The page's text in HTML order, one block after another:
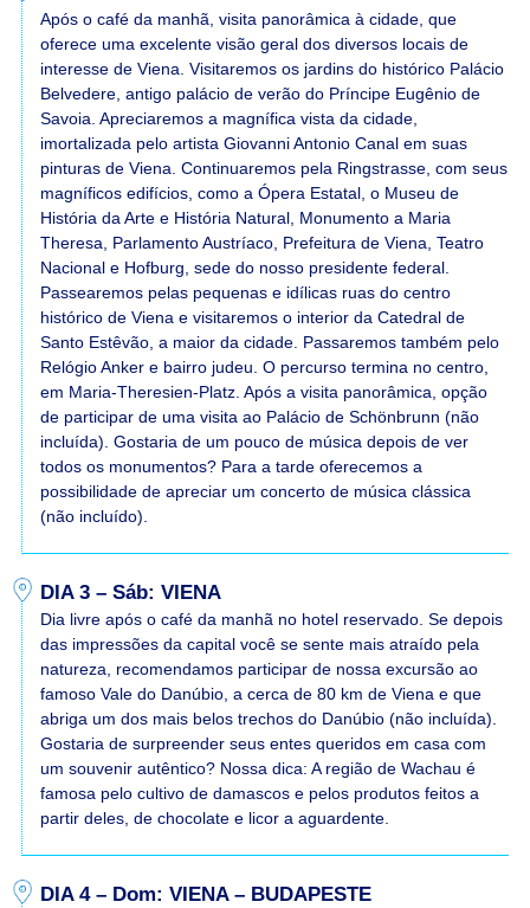
Após o café da manhã, visita panorâmica à cidade, que
oferece uma excelente visão geral dos diversos locais de
interesse de Viena. Visitaremos os jardins do histórico Palácio
Belvedere, antigo palácio de verão do Príncipe Eugênio de
Savoia. Apreciaremos a magnífica vista da cidade,
imortalizada pelo artista Giovanni Antonio Canal em suas
pinturas de Viena. Continuaremos pela Ringstrasse, com seus
magníficos edifícios, como a Ópera Estatal, o Museu de
História da Arte e História Natural, Monumento a Maria
Theresa, Parlamento Austríaco, Prefeitura de Viena, Teatro
Nacional e Hofburg, sede do nosso presidente federal.
Passearemos pelas pequenas e idílicas ruas do centro
histórico de Viena e visitaremos o interior da Catedral de
Santo Estêvão, a maior da cidade. Passaremos também pelo
Relógio Anker e bairro judeu. O percurso termina no centro,
em Maria-Theresien-Platz. Após a visita panorâmica, opção
de participar de uma visita ao Palácio de Schönbrunn (não
incluída). Gostaria de um pouco de música depois de ver
todos os monumentos? Para a tarde oferecemos a
possibilidade de apreciar um concerto de música clássica
(não incluído).
DIA 3 – Sáb: VIENA
Dia livre após o café da manhã no hotel reservado. Se depois
das impressões da capital você se sente mais atraído pela
natureza, recomendamos participar de nossa excursão ao
famoso Vale do Danúbio, a cerca de 80 km de Viena e que
abriga um dos mais belos trechos do Danúbio (não incluída).
Gostaria de surpreender seus entes queridos em casa com
um souvenir autêntico? Nossa dica: A região de Wachau é
famosa pelo cultivo de damascos e pelos produtos feitos a
partir deles, de chocolate e licor a aguardente.
DIA 4 – Dom: VIENA – BUDAPESTE